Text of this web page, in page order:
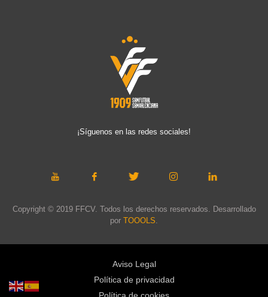
¡Síguenos en las redes sociales!
Copyright © 2019 FFCV. Todos los derechos reservados. Desarrollado
por TOOOLS.
Aviso Legal
Política de privacidad